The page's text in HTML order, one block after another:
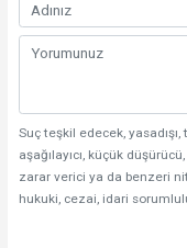
Suç teşkil edecek,
aşağılayıcı, küçük
zarar verici ya da benzeri
hukuki, cezai, idari